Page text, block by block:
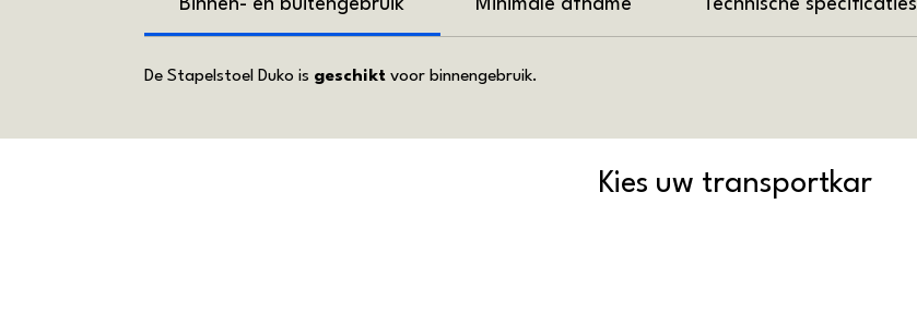
Binnen- en buitengebruik Minimale afname Technische specificaties
De Stapelstoel Duko is geschikt voor binnengebruik.
Kies uw transportkar